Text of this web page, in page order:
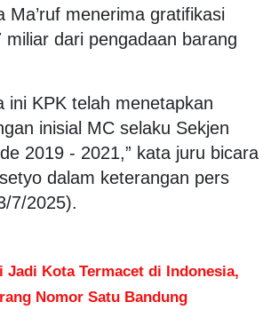
Ma’ruf menerima gratifikasi
miliar dari pengadaan barang
ini KPK telah menetapkan
inisial MC selaku Sekjen
2019 - 2021,” kata juru bicara
dalam keterangan pers
7/2025).
Jadi Kota Termacet di Indonesia,
Nomor Satu Bandung